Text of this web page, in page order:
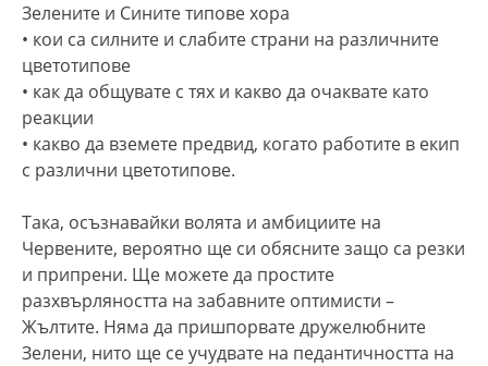
Зелените и Сините типове хора
• кои са силните и слабите страни на различните
цветотипове
• как да общувате с тях и какво да очаквате като
реакции
• какво да вземете предвид, когато работите в екип
с различни цветотипове.
Така, осъзнавайки волята и амбициите на
Червените, вероятно ще си обясните защо са резки
и припрени. Ще можете да простите
разхвърляността на забавните оптимисти –
Жълтите. Няма да пришпорвате дружелюбните
Зелени, нито ще се учудвате на педантичността на